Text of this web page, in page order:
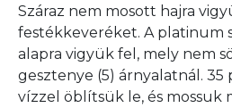
Száraz nem mosott hajra
festékkeveréket. A platinum
alapra vigyük fel, mely nem
gesztenye (5) árnyalatnál.
vízzel öblítsük le, és mossuk